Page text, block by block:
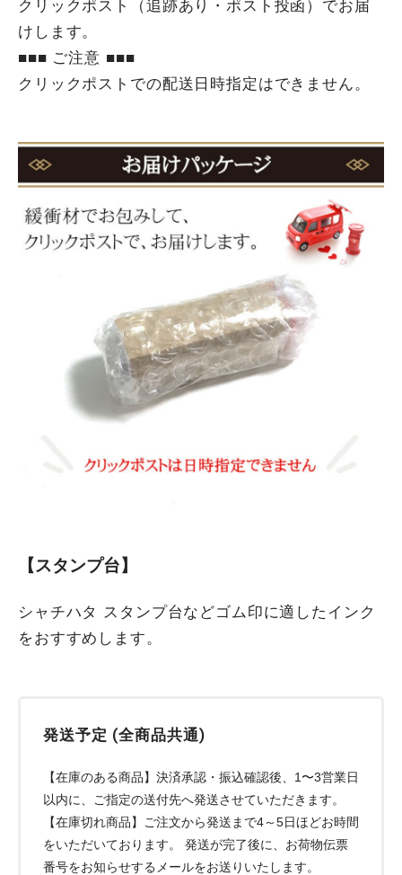
クリックポスト（追跡あり・ポスト投函）でお届
けします。
■■■ ご注意 ■■■
クリックポストでの配送日時指定はできません。
【スタンプ台】
シャチハタ スタンプ台などゴム印に適したインク
をおすすめします。
発送予定 (全商品共通)
【在庫のある商品】決済承認・振込確認後、1〜3営業日
以内に、ご指定の送付先へ発送させていただきます。
【在庫切れ商品】ご注文から発送まで4～5日ほどお時間
をいただいております。 発送が完了後に、お荷物伝票
番号をお知らせするメールをお送りいたします。